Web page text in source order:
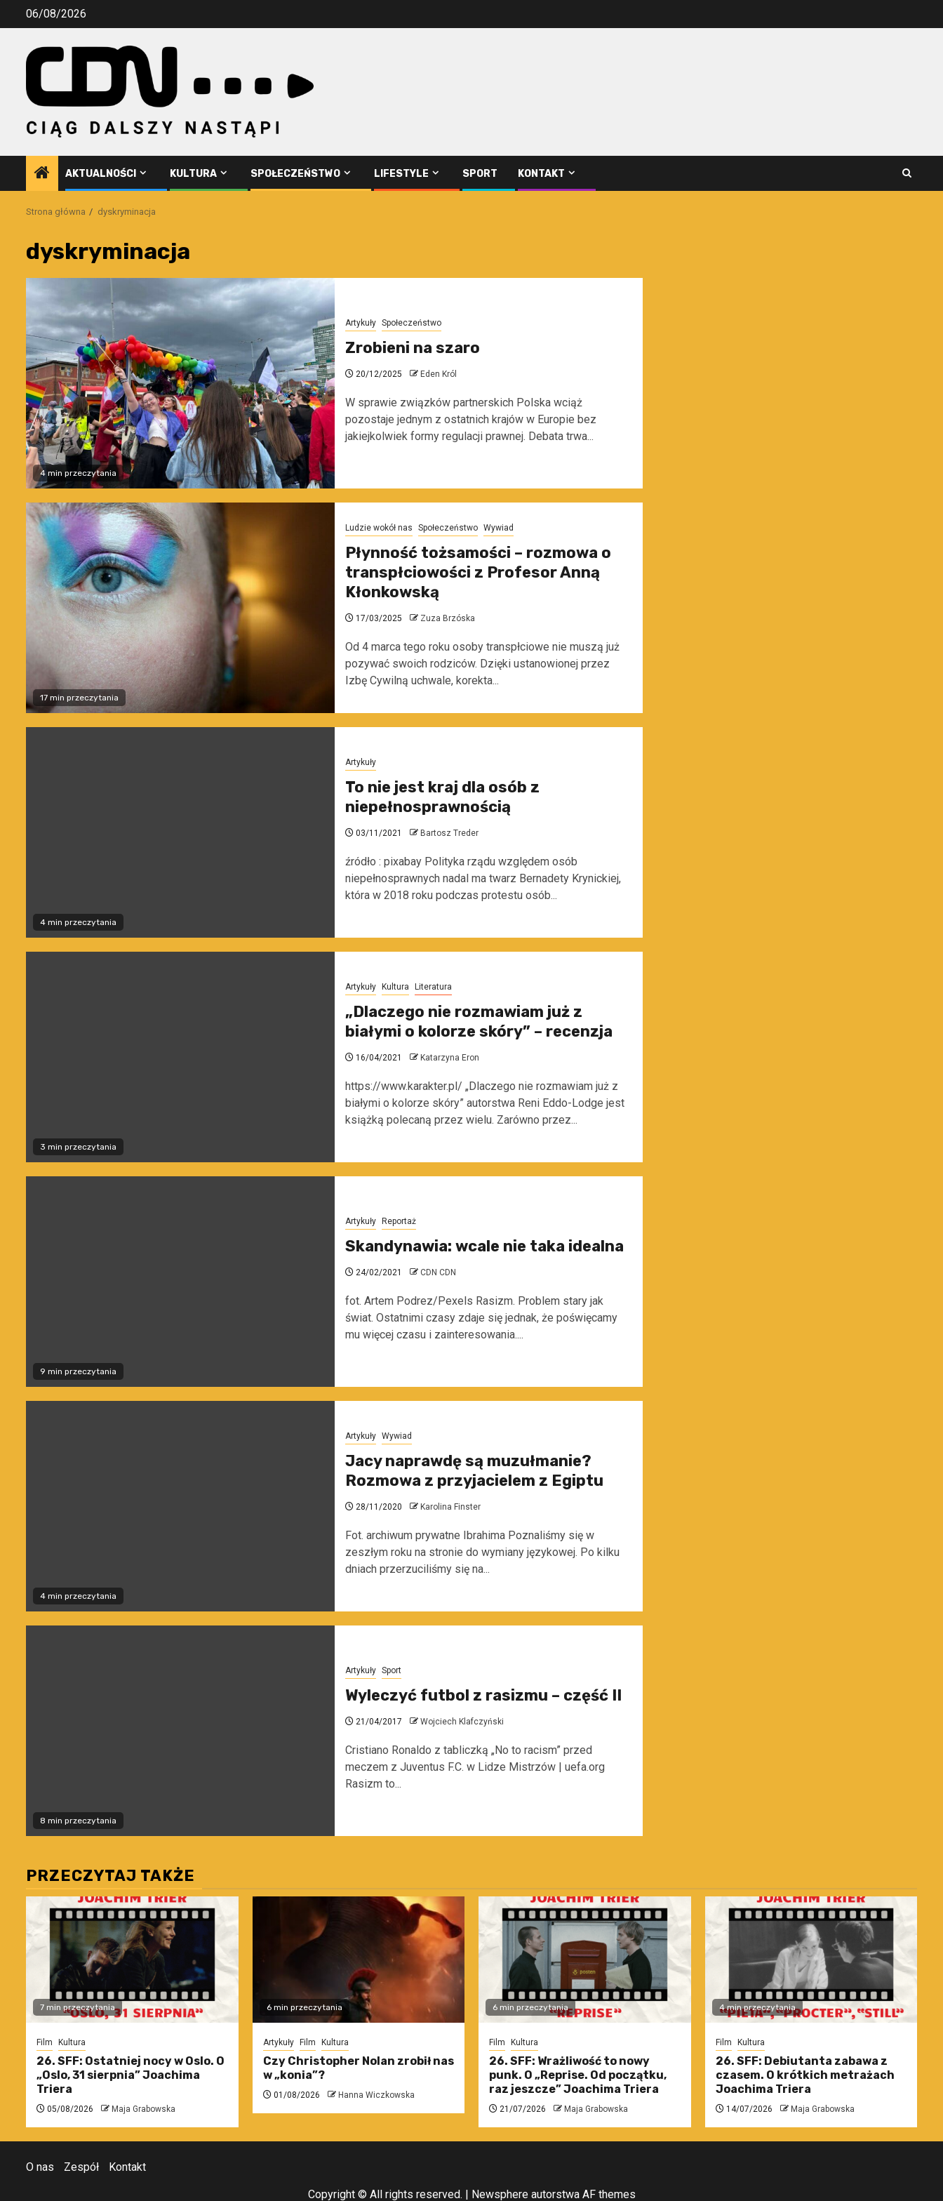
Przejdź06/08/2026
AKTUALNOŚCI KULTURA SPOŁECZEŃSTWO LIFESTYLE SPORT KONTAKT
Strona główna dyskryminacja
dyskryminacja
4 min przeczytania
Artykuły Społeczeństwo
Zrobieni na szaro
20/12/2025 Eden Król
W sprawie związków partnerskich Polska wciąż
pozostaje jednym z ostatnich krajów w Europie bez
jakiejkolwiek formy regulacji prawnej. Debata trwa...
17 min przeczytania
Ludzie wokół nas Społeczeństwo Wywiad
Płynność tożsamości – rozmowa o
transpłciowości z Profesor Anną
Kłonkowską
17/03/2025 Zuza Brzóska
Od 4 marca tego roku osoby transpłciowe nie muszą już
pozywać swoich rodziców. Dzięki ustanowionej przez
Izbę Cywilną uchwale, korekta...
4 min przeczytania
Artykuły
To nie jest kraj dla osób z
niepełnosprawnością
03/11/2021 Bartosz Treder
źródło : pixabay Polityka rządu względem osób
niepełnosprawnych nadal ma twarz Bernadety Krynickiej,
która w 2018 roku podczas protestu osób...
3 min przeczytania
Artykuły Kultura Literatura
„Dlaczego nie rozmawiam już z
białymi o kolorze skóry” – recenzja
16/04/2021 Katarzyna Eron
https://www.karakter.pl/ „Dlaczego nie rozmawiam już z
białymi o kolorze skóry” autorstwa Reni Eddo-Lodge jest
książką polecaną przez wielu. Zarówno przez...
9 min przeczytania
Artykuły Reportaż
Skandynawia: wcale nie taka idealna
24/02/2021 CDN CDN
fot. Artem Podrez/Pexels Rasizm. Problem stary jak
świat. Ostatnimi czasy zdaje się jednak, że poświęcamy
mu więcej czasu i zainteresowania....
4 min przeczytania
Artykuły Wywiad
Jacy naprawdę są muzułmanie?
Rozmowa z przyjacielem z Egiptu
28/11/2020 Karolina Finster
Fot. archiwum prywatne Ibrahima Poznaliśmy się w
zeszłym roku na stronie do wymiany językowej. Po kilku
dniach przerzuciliśmy się na...
8 min przeczytania
Artykuły Sport
Wyleczyć futbol z rasizmu – część II
21/04/2017 Wojciech Klafczyński
Cristiano Ronaldo z tabliczką „No to racism” przed
meczem z Juventus F.C. w Lidze Mistrzów | uefa.org
Rasizm to...
PRZECZYTAJ TAKŻE
7 min przeczytania
Film Kultura
26. SFF: Ostatniej nocy w Oslo. O
„Oslo, 31 sierpnia” Joachima
Triera
05/08/2026 Maja Grabowska
6 min przeczytania
Artykuły Film Kultura
Czy Christopher Nolan zrobił nas
w „konia”?
01/08/2026 Hanna Wiczkowska
6 min przeczytania
Film Kultura
26. SFF: Wrażliwość to nowy
punk. O „Reprise. Od początku,
raz jeszcze” Joachima Triera
21/07/2026 Maja Grabowska
4 min przeczytania
Film Kultura
26. SFF: Debiutanta zabawa z
czasem. O krótkich metrażach
Joachima Triera
14/07/2026 Maja Grabowska
O nas Zespół Kontakt
Copyright © All rights reserved. | Newsphereautorstwa AF themes